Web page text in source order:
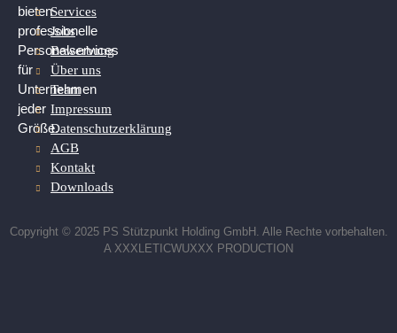
bieten
professionelle
Personalservices
für
Unternehmen
jeder
Größe.
Services
Jobs
Bewerbung
Über uns
Team
Impressum
Datenschutzerklärung
AGB
Kontakt
Downloads
Copyright © 2025 PS Stützpunkt Holding GmbH. Alle Rechte vorbehalten.
A XXXLETICWUXXX PRODUCTION